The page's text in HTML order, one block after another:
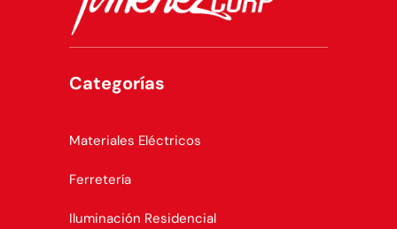
Categorías
Materiales Eléctricos
Ferretería
Iluminación Residencial